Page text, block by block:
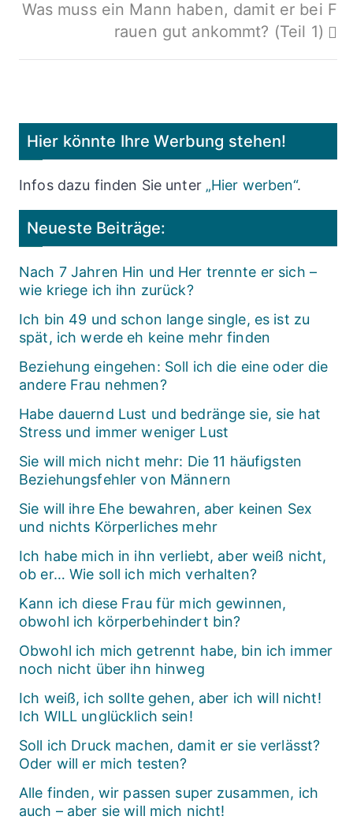
Was muss ein Mann haben, damit er bei F
rauen gut ankommt? (Teil 1)
Hier könnte Ihre Werbung stehen!
Infos dazu finden Sie unter „Hier werben“.
Neueste Beiträge:
Nach 7 Jahren Hin und Her trennte er sich –
wie kriege ich ihn zurück?
Ich bin 49 und schon lange single, es ist zu
spät, ich werde eh keine mehr finden
Beziehung eingehen: Soll ich die eine oder die
andere Frau nehmen?
Habe dauernd Lust und bedränge sie, sie hat
Stress und immer weniger Lust
Sie will mich nicht mehr: Die 11 häufigsten
Beziehungsfehler von Männern
Sie will ihre Ehe bewahren, aber keinen Sex
und nichts Körperliches mehr
Ich habe mich in ihn verliebt, aber weiß nicht,
ob er… Wie soll ich mich verhalten?
Kann ich diese Frau für mich gewinnen,
obwohl ich körperbehindert bin?
Obwohl ich mich getrennt habe, bin ich immer
noch nicht über ihn hinweg
Ich weiß, ich sollte gehen, aber ich will nicht!
Ich WILL unglücklich sein!
Soll ich Druck machen, damit er sie verlässt?
Oder will er mich testen?
Alle finden, wir passen super zusammen, ich
auch – aber sie will mich nicht!